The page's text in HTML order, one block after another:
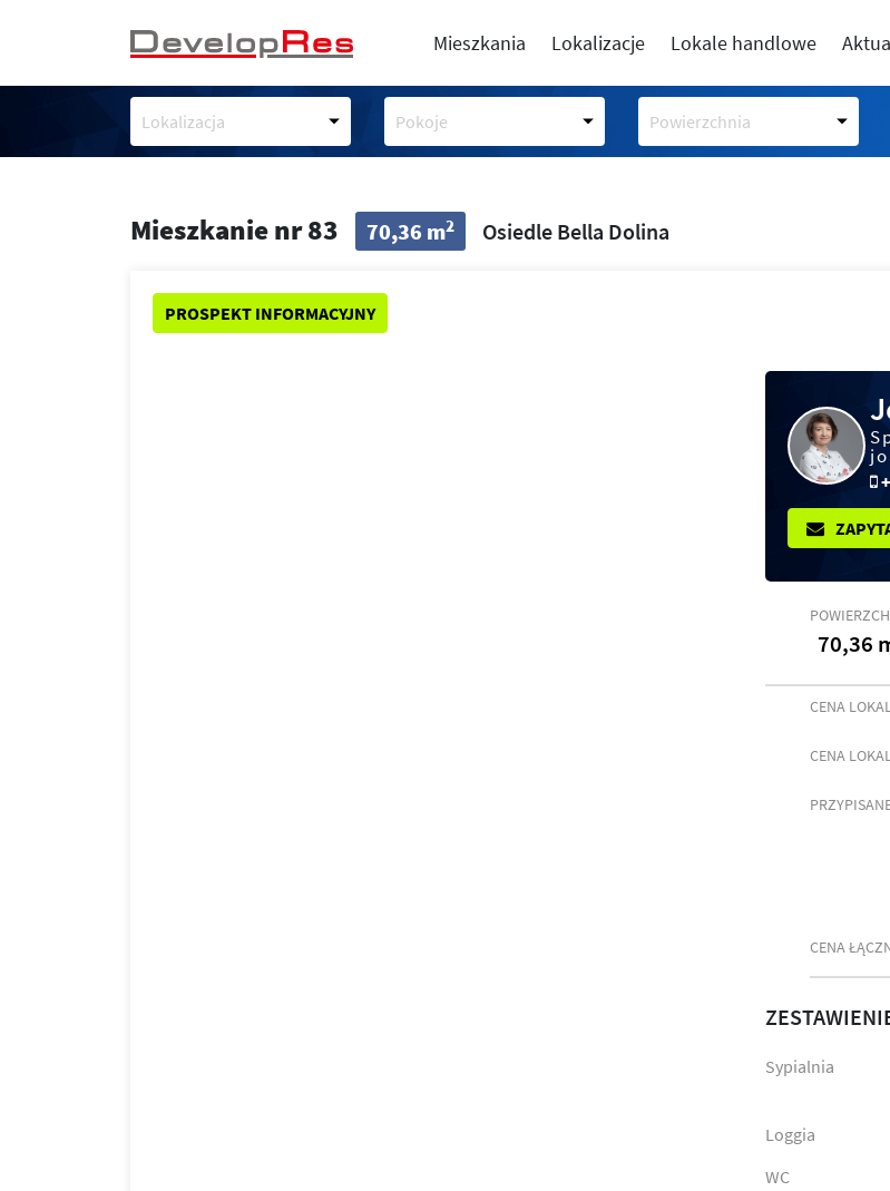
Mieszkania Lokalizacje Lokale handlowe
Lokalizacja Pokoje Powierzchnia
Mieszkanie nr 83 70,36 m2 Osiedle Bella Dolina
PROSPEKT INFORMACYJNY
70,36
CENA
CENA
CENA
Sypialnia
Loggia
WC